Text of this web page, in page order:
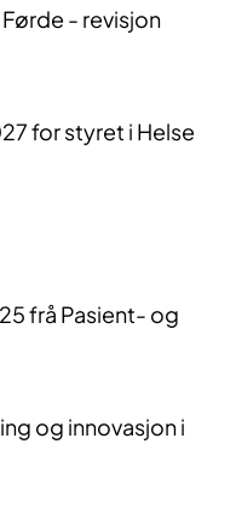
- revisjon
for styret i Helse
frå Pasient- og
og innovasjon i